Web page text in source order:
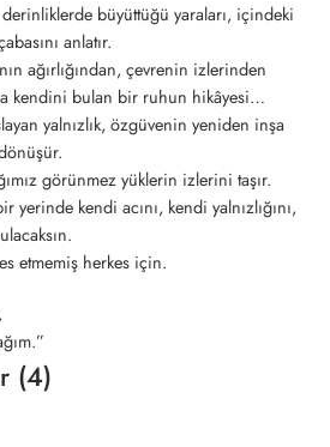
büyüttüğü yaraları, içindeki
anlatır.
ağırlığından, çevrenin izlerinden
kendini bulan bir ruhun hikâyesi…
yalnızlık, özgüvenin yeniden inşa
görünmez yüklerin izlerini taşır.
kendi acını, kendi yalnızlığını,
etmemiş herkes için.
(4)